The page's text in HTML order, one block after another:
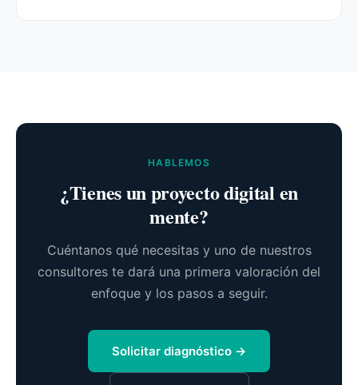
HABLEMOS
¿Tienes un proyecto digital en
mente?
Cuéntanos qué necesitas y uno de nuestros
consultores te dará una primera valoración del
enfoque y los pasos a seguir.
Solicitar diagnóstico →